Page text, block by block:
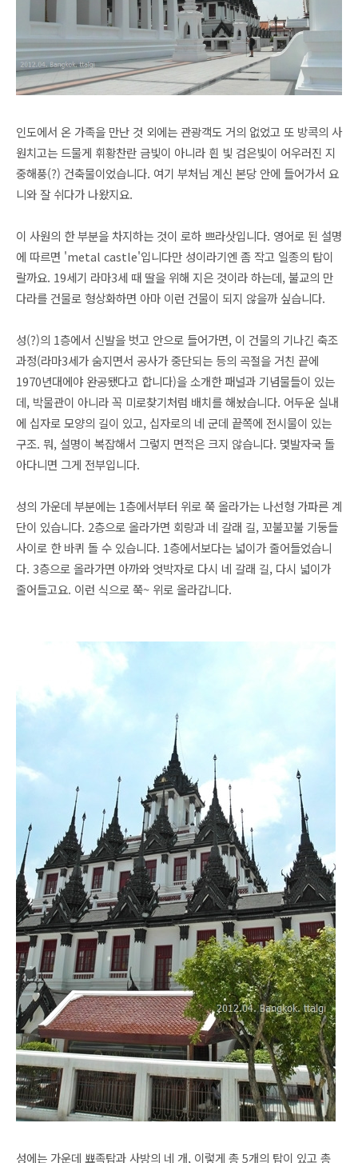
인도에서 온 가족을 만난 것 외에는 관광객도 거의 없었고 또 방콕의 사
원치고는 드물게 휘황찬란 금빛이 아니라 흰 빛 검은빛이 어우러진 지
중해풍(?) 건축물이었습니다. 여기 부처님 계신 본당 안에 들어가서 요
니와 잘 쉬다가 나왔지요.
이 사원의 한 부분을 차지하는 것이 로하 쁘라삿입니다. 영어로 된 설명
에 따르면 'metal castle'입니다만 성이라기엔 좀 작고 일종의 탑이
랄까요. 19세기 라마3세 때 딸을 위해 지은 것이라 하는데, 불교의 만
다라를 건물로 형상화하면 아마 이런 건물이 되지 않을까 싶습니다.
성(?)의 1층에서 신발을 벗고 안으로 들어가면, 이 건물의 기나긴 축조
과정(라마3세가 숨지면서 공사가 중단되는 등의 곡절을 거친 끝에
1970년대에야 완공됐다고 합니다)을 소개한 패널과 기념물들이 있는
데, 박물관이 아니라 꼭 미로찾기처럼 배치를 해놨습니다. 어두운 실내
에 십자로 모양의 길이 있고, 십자로의 네 군데 끝쪽에 전시물이 있는
구조. 뭐, 설명이 복잡해서 그렇지 면적은 크지 않습니다. 몇발자국 돌
아다니면 그게 전부입니다.
성의 가운데 부분에는 1층에서부터 위로 쭉 올라가는 나선형 가파른 계
단이 있습니다. 2층으로 올라가면 회랑과 네 갈래 길, 꼬불꼬불 기둥들
사이로 한 바퀴 돌 수 있습니다. 1층에서보다는 넓이가 줄어들었습니
다. 3층으로 올라가면 아까와 엇박자로 다시 네 갈래 길, 다시 넓이가
줄어들고요. 이런 식으로 쭉~ 위로 올라갑니다.
성에는 가운데 뾰족탑과 사방의 네 개, 이렇게 총 5개의 탑이 있고 총